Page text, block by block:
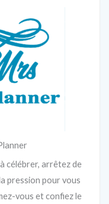
célébrer, arrêtez de
pression pour vous
vous et confiez le